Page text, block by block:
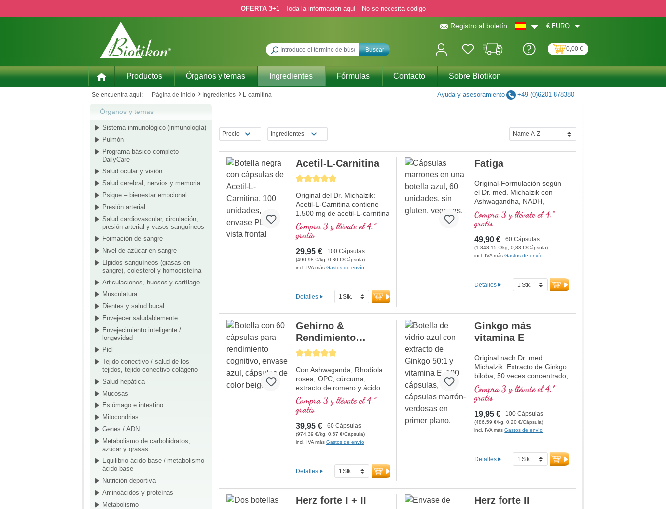
OFERTA 3+1- Toda la información aquí - No se necesita código
Registro al boletín € EURO
Buscar 0,00 €
Productos Órganos y temas Ingredientes Fórmulas Contacto Sobre Biotikon
Se encuentra aquí: Página de inicio Ingredientes L-carnitina Ayuda y asesoramiento +49 (0)6201-878380
Órganos y temas
Sistema inmunológico (inmunología)
Pulmón
Programa básico completo –
DailyCare
Salud ocular y visión
Salud cerebral, nervios y memoria
Psique – bienestar emocional
Presión arterial
Salud cardiovascular, circulación,
presión arterial y vasos sanguíneos
Formación de sangre
Nivel de azúcar en sangre
Lípidos sanguíneos (grasas en
sangre), colesterol y homocisteína
Articulaciones, huesos y cartílago
Musculatura
Dientes y salud bucal
Envejecer saludablemente
Envejecimiento inteligente /
longevidad
Piel
Tejido conectivo / salud de los
tejidos, tejido conectivo colágeno
Salud hepática
Mucosas
Estómago e intestino
Mitocondrias
Genes / ADN
Metabolismo de carbohidratos,
azúcar y grasas
Equilibrio ácido-base / metabolismo
ácido-base
Nutrición deportiva
Aminoácidos y proteínas
Metabolismo
Precio Ingredientes
Calificación promedio de 5 de 5 estrellas
Acetil-L-Carnitina
Original del Dr. Michalzik:
Acetil-L-Carnitina contiene
1.500 mg de acetil-L-carnitina
por dosis diaria (3 cápsulas).
Este complemento alimenticio
de alta calidad está libre de
aditivos y se fabrica en
Alemania. El sellado es libre
de aluminio.
Compra 3 y llévate el 4.º
gratis
29,95 € 100 Cápsulas
(490,98 €/kg, 0,30 €/Cápsula)
incl. IVA más Gastos de envío
Detalles
Fatiga
Original-Formulación según
el Dr. med. Michalzik con
Ashwagandha, NADH,
Glutatión, Q 10 y Vitamina
B12, que contribuye a la
reducción del cansancio y la
fatiga. 20 años de
experiencia en producción en
Alemania y 40 años de
libres de carragenina y PEG y
sellado libre de aluminio para
Compra 3 y llévate el 4.º
gratis
49,90 € 60 Cápsulas
(1.848,15 €/kg, 0,83 €/Cápsula)
incl. IVA másGastos de envío
Detalles
Calificación promedio de 5 de 5 estrellas
Gehirno &
Rendimiento
mental
Con Ashwaganda, Rhodiola
rosea, OPC, cúrcuma,
extracto de romero y ácido
pantoténico, que contribuye a
una capacidad mental normal
y participa en la síntesis y el
metabolismo de algunos
neurotransmisores.
¡Vitaminas B bioactivas!
Compra 3 y llévate el 4.º
gratis
39,95 € 60 Cápsulas
(974,39 €/kg, 0,67 €/Cápsula)
incl. IVA más Gastos de envío
Detalles
Ginkgo más
vitamina E
Original nach Dr. med.
Michalzik: Extracto de Ginkgo
biloba, 50 veces concentrado,
con vitamina E natural, acetil-
L-carnitina y extracto de açaí.
Este suplemento alimenticio
de alta calidad es sin aditivos
y se fabrica en Alemania. El
sellado es libre de aluminio.
Compra 3 y llévate el 4.º
gratis
19,95 € 100 Cápsulas
(486,59 €/kg, 0,20 €/Cápsula)
incl. IVA másGastos de envío
Detalles
Herz forte I + II Herz forte II